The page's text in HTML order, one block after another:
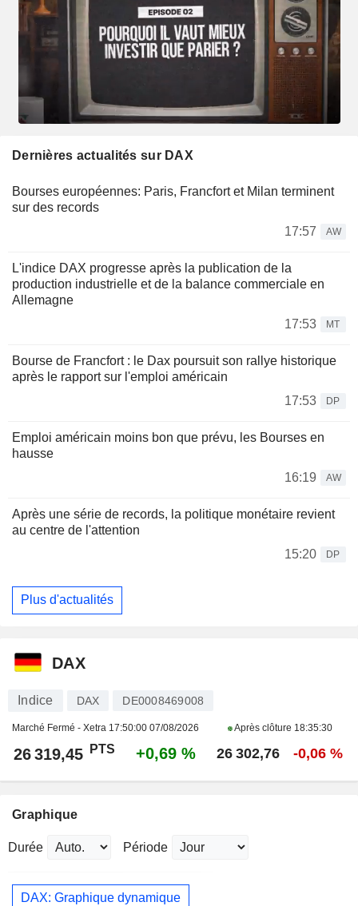
Dernières actualités sur DAX
Bourses européennes: Paris, Francfort et Milan terminent
sur des records
17:57
AW
L'indice DAX progresse après la publication de la
production industrielle et de la balance commerciale en
Allemagne
17:53
MT
Bourse de Francfort : le Dax poursuit son rallye historique
après le rapport sur l'emploi américain
17:53
DP
Emploi américain moins bon que prévu, les Bourses en
hausse
16:19
AW
Après une série de records, la politique monétaire revient
au centre de l'attention
15:20
DP
Plus d'actualités
DAX
Indice DAX DE0008469008
Marché Fermé - Xetra 17:50:00 07/08/2026 Après clôture 18:35:30
26 319,45 PTS +0,69 % 26 302,76 -0,06 %
Graphique
Durée Période
DAX: Graphique dynamique